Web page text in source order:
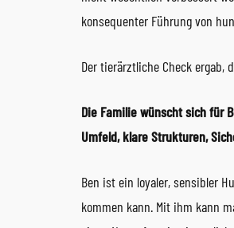
konsequenter Führung von
Der tierärztliche Check
Die Familie wünscht sich für
Umfeld, klare Strukturen,
Ben ist ein loyaler, sensibler
kommen kann. Mit ihm kann